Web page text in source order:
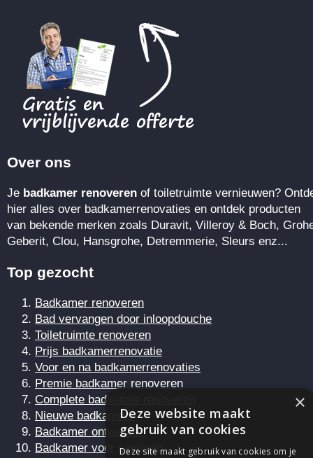
Over ons
Je badkamer renoveren of toiletruimte vernieuwen?
hier alles over badkamerrenovaties en ontdek producten
van bekende merken zoals Duravit, Villeroy & Boch,
Geberit, Clou, Hansgrohe, Detremmerie, Sleurs enz...
Top gezocht
Badkamer renoveren
Bad vervangen door inloopdouche
Toiletruimte renoveren
Prijs badkamerrenovatie
Voor en na badkamerrenovaties
Premie badkamer renoveren
Complete badkamer renoveren
Nieuwe badkamers
Badkamer ontwerpen
Badkamer voor senioren
×
Deze website maakt
gebruik van cookies
Deze site maakt gebruik van cookies om je